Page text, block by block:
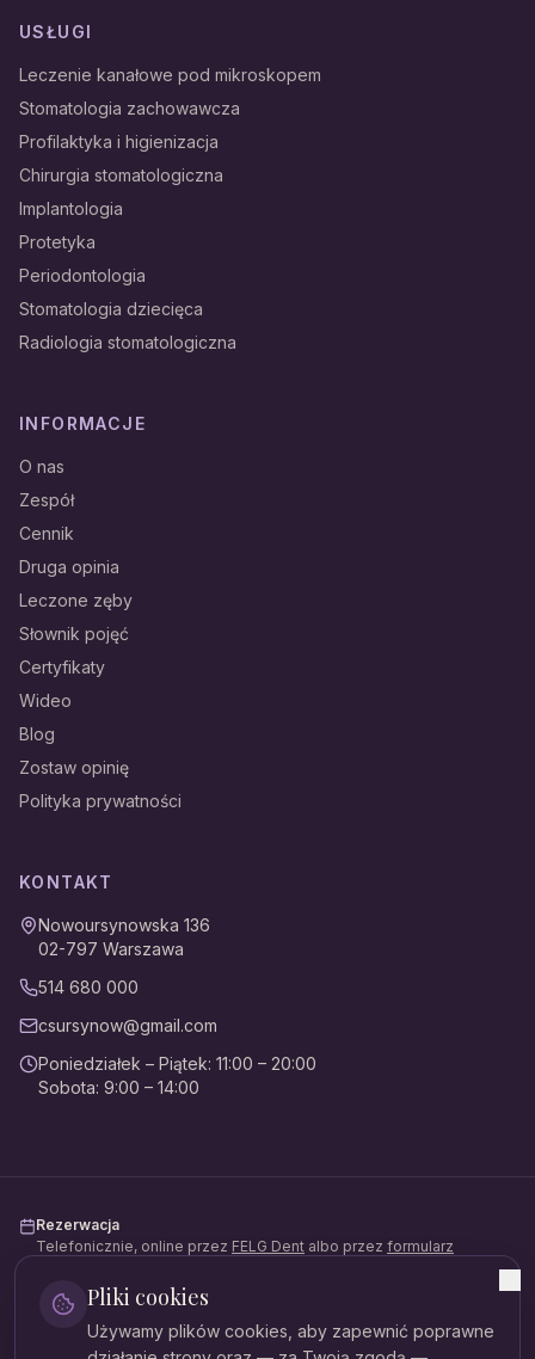
USŁUGI
Leczenie kanałowe pod mikroskopem
Stomatologia zachowawcza
Profilaktyka i higienizacja
Chirurgia stomatologiczna
Implantologia
Protetyka
Periodontologia
Stomatologia dziecięca
Radiologia stomatologiczna
INFORMACJE
O nas
Zespół
Cennik
Druga opinia
Leczone zęby
Słownik pojęć
Certyfikaty
Wideo
Blog
Zostaw opinię
Polityka prywatności
KONTAKT
Nowoursynowska 136
02-797 Warszawa
514 680 000
csursynow@gmail.com
Poniedziałek – Piątek: 11:00 – 20:00
Sobota: 9:00 – 14:00
Rezerwacja
Telefonicznie, online przez FELG Dent albo przez formularz
Płatności
Gotówka, karta, BLIK, przelew. Możliwość rozłożenia na raty
(Mediraty).
Pliki cookies
Używamy plików cookies, aby zapewnić poprawne